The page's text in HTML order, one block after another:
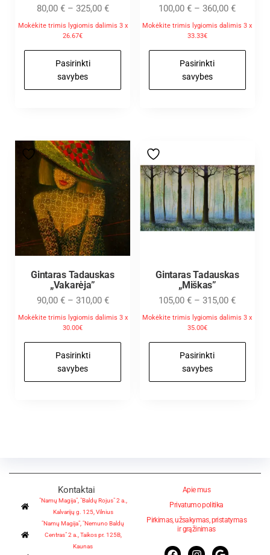
80,00 € – 325,00 €
Mokėkite trimis lygiomis dalimis 3 x
26.67€
Pasirinkti
savybes
100,00€ – 360,00€
Mokėkite trimis lygiomis dalimis 3 x
33.33€
Pasirinkti
savybes
Gintaras Tadauskas
„Vakarėja”
90,00 € – 310,00 €
Mokėkite trimis lygiomis dalimis 3 x
30.00€
Pasirinkti
savybes
Gintaras Tadauskas
„Miškas”
105,00€ – 315,00€
Mokėkite trimis lygiomis dalimis 3 x
35.00€
Pasirinkti
savybes
Kontaktai
"Namų Magija", "Baldų Rojus" 2 a.,
Kalvarijų g. 125, Vilnius
"Namų Magija", "Nemuno Baldų
Centras" 2 a., Taikos pr. 125B,
Kaunas
Apie mus
Privatumo politika
Pirkimas, užsakymas, pristatymas
ir grąžinimas